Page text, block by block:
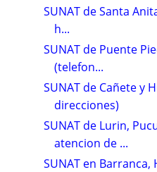
SUNAT de Santa
h...
SUNAT de Puente
(telefon...
SUNAT de Cañete y
direcciones)
SUNAT de Lurin,
atencion de ...
SUNAT en Barranca,